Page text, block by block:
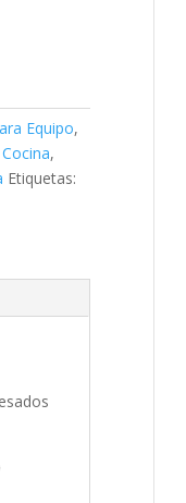
Equipo,
,
Etiquetas: